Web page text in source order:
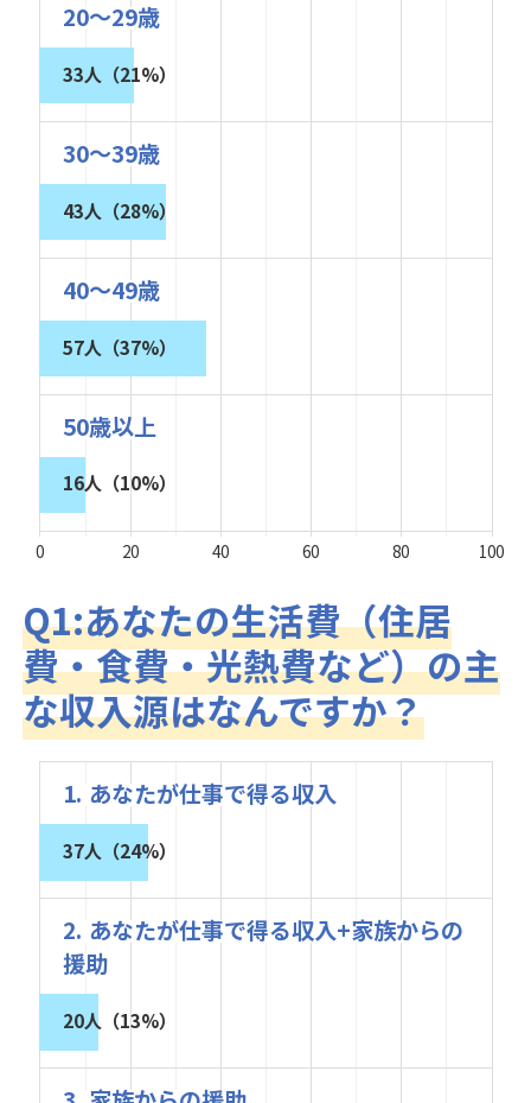
20～29歳
33人（21%）
30～39歳
43人（28%）
40～49歳
57人（37%）
50歳以上
16人（10%）
0 20 40 60 80 100
Q1:あなたの生活費（住居
費・食費・光熱費など）の主
な収入源はなんですか？
1. あなたが仕事で得る収入
37人（24%）
2. あなたが仕事で得る収入+家族からの
援助
20人（13%）